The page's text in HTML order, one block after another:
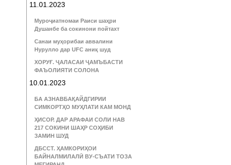
11.01.2023
Муроҷиатномаи Раиси шаҳри
Душанбе ба сокинони пойтахт
Санаи муҳорибаи аввалини
Нурулло дар UFC аниқ шуд
ХОРУҒ. ҶАЛАСАИ ҶАМЪБАСТИ
ФАЪОЛИЯТИ СОЛОНА
10.01.2023
БА АЗНАВБАҚАЙДГИРИИ
СИМКОРТҲО МУҲЛАТИ КАМ МОНД
ҲИСОР. ДАР АРАФАИ СОЛИ НАВ
217 СОКИНИ ШАҲР СОҲИБИ
ЗАМИН ШУД
ДБССТ. ҲАМКОРИҲОИ
БАЙНАЛМИЛАЛӢ ВУ-СЪАТИ ТОЗА